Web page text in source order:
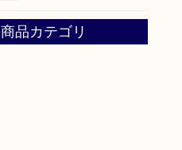
商品カテゴリ